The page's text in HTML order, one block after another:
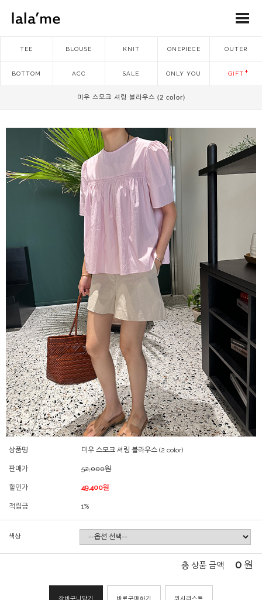
TEE BLOUSE KNIT ONEPIECE OUTER
BOTTOM ACC SALE ONLY YOU GIFT
미우 스모크 셔링 블라우스 (2 color)
상품명 미우 스모크 셔링 블라우스 (2 color)
판매가 52,000원
할인가 49,400원
적립금 1%
색상
총 상품 금액 0 원
장바구니담기 바로구매하기 위시리스트